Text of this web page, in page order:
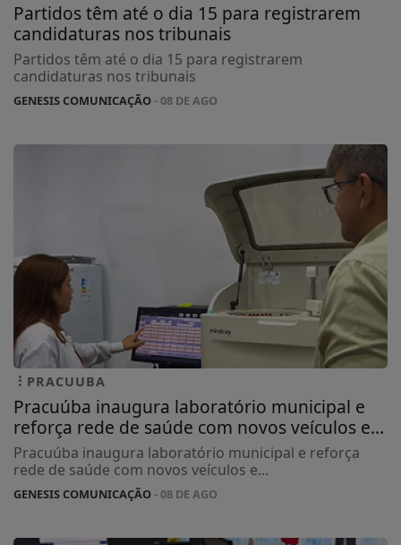
Partidos têm até o dia 15 para registrarem
candidaturas nos tribunais
Partidos têm até o dia 15 para registrarem
candidaturas nos tribunais
GENESIS COMUNICAÇÃO- 08 DE AGO
PRACUUBA
Pracuúba inaugura laboratório municipal e
reforça rede de saúde com novos veículos e...
Pracuúba inaugura laboratório municipal e reforça
rede de saúde com novos veículos e...
GENESIS COMUNICAÇÃO- 08 DE AGO